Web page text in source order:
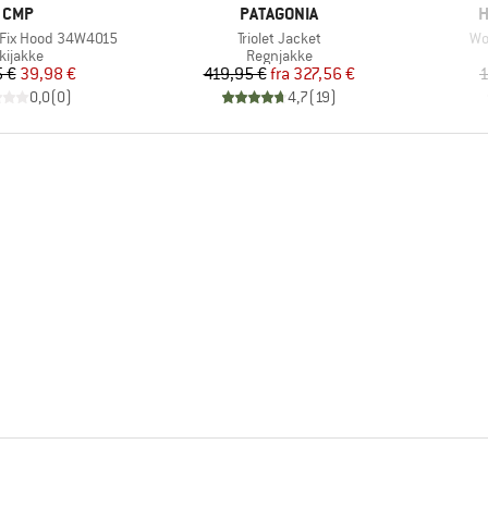
MÆRKE
CMP
Hood 34W4015
Pris
€Nedsat pris
39,98 €
0,0(0)
MÆRKE
PATAGONIA
Artikel
Triolet Jacket
Produktgruppe
Regnjakke
Pris
419,95 € Nedsat pris
fra 327,56 €
4,7(19)